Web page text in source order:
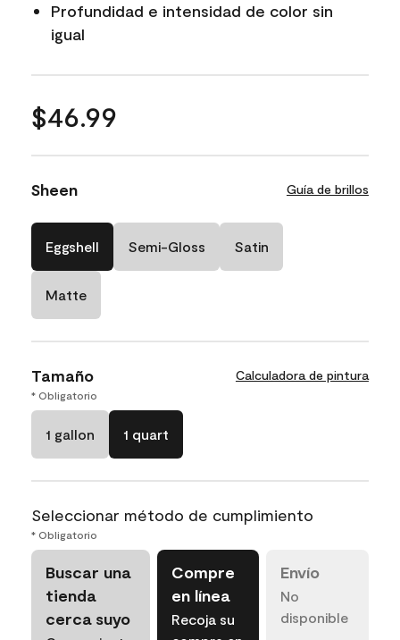
Profundidad e intensidad de color sin
igual
$46.99
Sheen Guía de brillos
Eggshell Semi-Gloss Satin
Matte
Tamaño Calculadora de pintura
* Obligatorio
1 gallon 1 quart
Seleccionar método de cumplimiento
* Obligatorio
Buscar una
tienda
cerca suyo
Compre
en línea
Recoja su
Envío
No
disponible